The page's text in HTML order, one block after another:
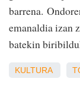
barrena.
emanaldia izan
batekin
KULTURA